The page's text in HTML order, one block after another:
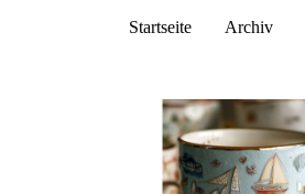
Startseite Archiv